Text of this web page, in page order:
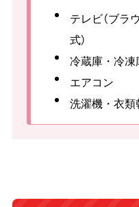
テレビ（ブラ
式）
冷蔵庫・冷凍
エアコン
洗濯機・衣類